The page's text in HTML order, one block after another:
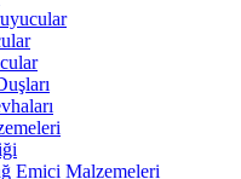
Emici Malzemeleri